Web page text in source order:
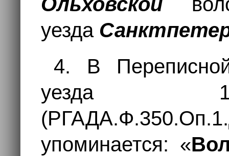
уезда
4. В Переписной
уезда
упоминается: «